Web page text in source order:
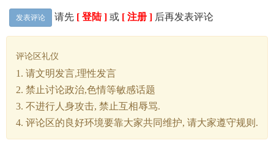
发表评论 请先 [ 登陆 ] 或 [ 注册 ] 后再发表评论
评论区礼仪
1. 请文明发言,理性发言
2. 禁止讨论政治,色情等敏感话题
3. 不进行人身攻击, 禁止互相辱骂.
4. 评论区的良好环境要靠大家共同维护, 请大家遵守规则.